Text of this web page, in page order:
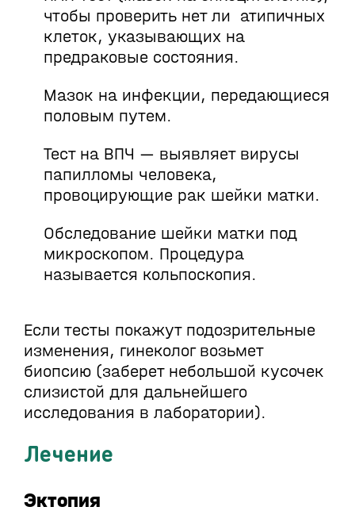
чтобы проверить нет ли атипичных
клеток, указывающих на
предраковые состояния.
Мазок на инфекции, передающиеся
половым путем.
Тест на ВПЧ — выявляет вирусы
папилломы человека,
провоцирующие рак шейки матки.
Обследование шейки матки под
микроскопом. Процедура
называется кольпоскопия.
Если тесты покажут подозрительные
изменения, гинеколог возьмет
биопсию (заберет небольшой кусочек
слизистой для дальнейшего
исследования в лаборатории).
Лечение
Эктопия